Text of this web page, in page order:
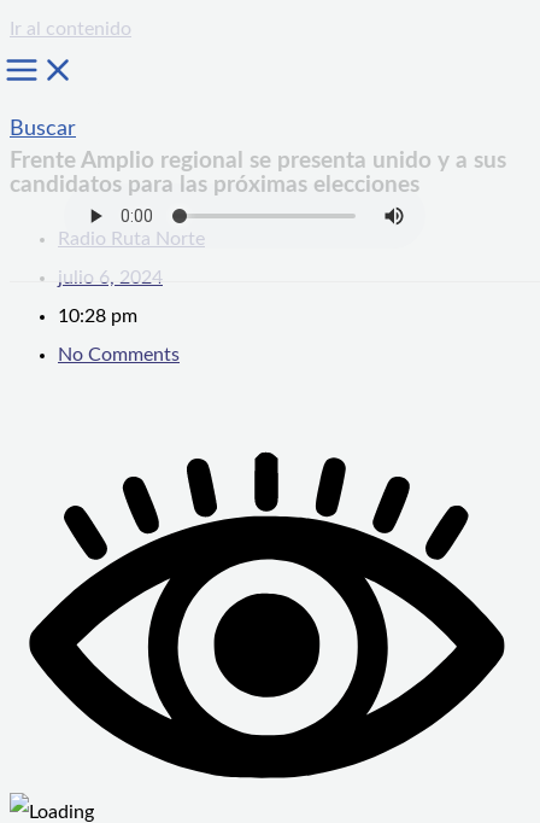
Ir al contenido
Buscar
Frente Amplio regional se presenta unido y a sus
candidatos para las próximas elecciones
Radio Ruta Norte
julio 6, 2024
10:28 pm
No Comments